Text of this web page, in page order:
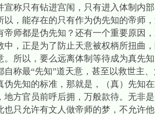
宣称只有钻进宫闱，只有进入体制内
以，能存在的只有作为伪先知的帝师，
帝师都是伪先知？还有一个重要原因
中，正是为了防止天意被权柄所扭曲
。所以，要么远离体制等待成为真先
自称最“先知”道天意，甚至以救世主
伪先知的标准，那就是，（真）先知
地方官员前呼后拥，万般款待。无非
也只允许有文人做帝师的梦，不允许